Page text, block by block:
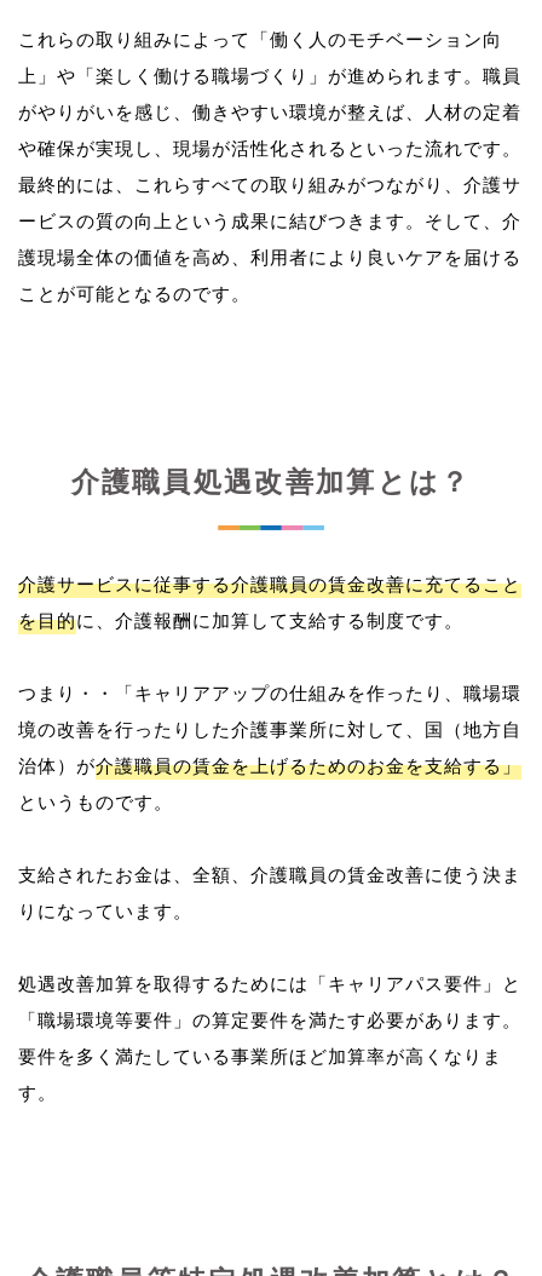
これらの取り組みによって「働く人のモチベーション向
上」や「楽しく働ける職場づくり」が進められます。職員
がやりがいを感じ、働きやすい環境が整えば、人材の定着
や確保が実現し、現場が活性化されるといった流れです。
最終的には、これらすべての取り組みがつながり、介護サ
ービスの質の向上という成果に結びつきます。そして、介
護現場全体の価値を高め、利用者により良いケアを届ける
介護職員処遇改善加算とは？
介護サービスに従事する介護職員の賃金改善に充てること
を目的に、介護報酬に加算して支給する制度です。
つまり・・「キャリアアップの仕組みを作ったり、職場環
境の改善を行ったりした介護事業所に対して、国（地方自
治体）が介護職員の賃金を上げるためのお金を支給する」
というものです。
支給されたお金は、全額、介護職員の賃金改善に使う決ま
りになっています。
処遇改善加算を取得するためには「キャリアパス要件」と
「職場環境等要件」の算定要件を満たす必要があります。
要件を多く満たしている事業所ほど加算率が高くなりま
す。